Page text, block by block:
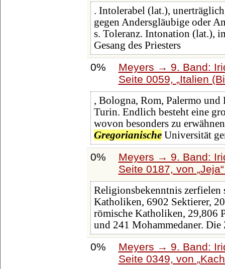
. Intolerabel (lat.),
gegen Andersgläubige oder
s. Toleranz. Intonation (lat.),
Gesang des Priesters
0%
Meyers → 9. Band:
Seite 0059,
Italien
, Bologna, Rom, Palermo
Turin. Endlich besteht eine
wovon besonders zu
GregorianischeUniversität
0%
Meyers → 9. Band:
Seite 0187, von Jeja
Religionsbekenntnis
Katholiken, 6902 Sektierer,
römische Katholiken, 29,806
und 241 Mohammedaner.
0%
Meyers → 9. Band:
Seite 0349, von